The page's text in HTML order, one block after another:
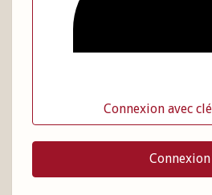
Connexion avec
Connexion